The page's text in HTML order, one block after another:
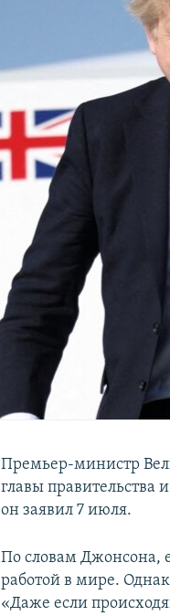
Премьер-министр
главы правительства
он заявил 7 июля.
По словам Джонсона,
работой в мире.
«Даже если